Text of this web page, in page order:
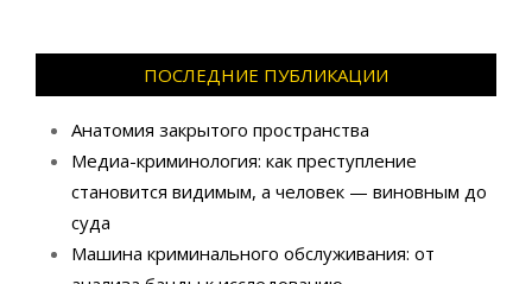
ПОСЛЕДНИЕ ПУБЛИКАЦИИ
Анатомия закрытого пространства
Медиа-криминология: как преступление
становится видимым, а человек — виновным до
суда
Машина криминального обслуживания: от